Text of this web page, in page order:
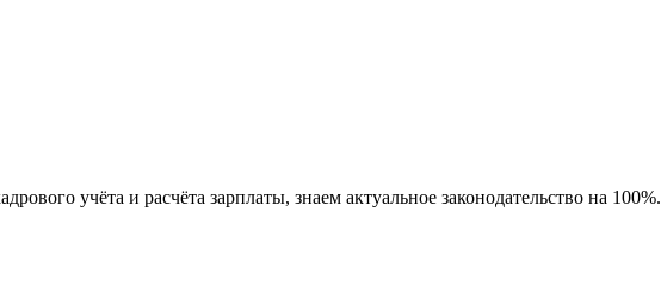
учёта и расчёта зарплаты, знаем актуальное законодательство на 100%.